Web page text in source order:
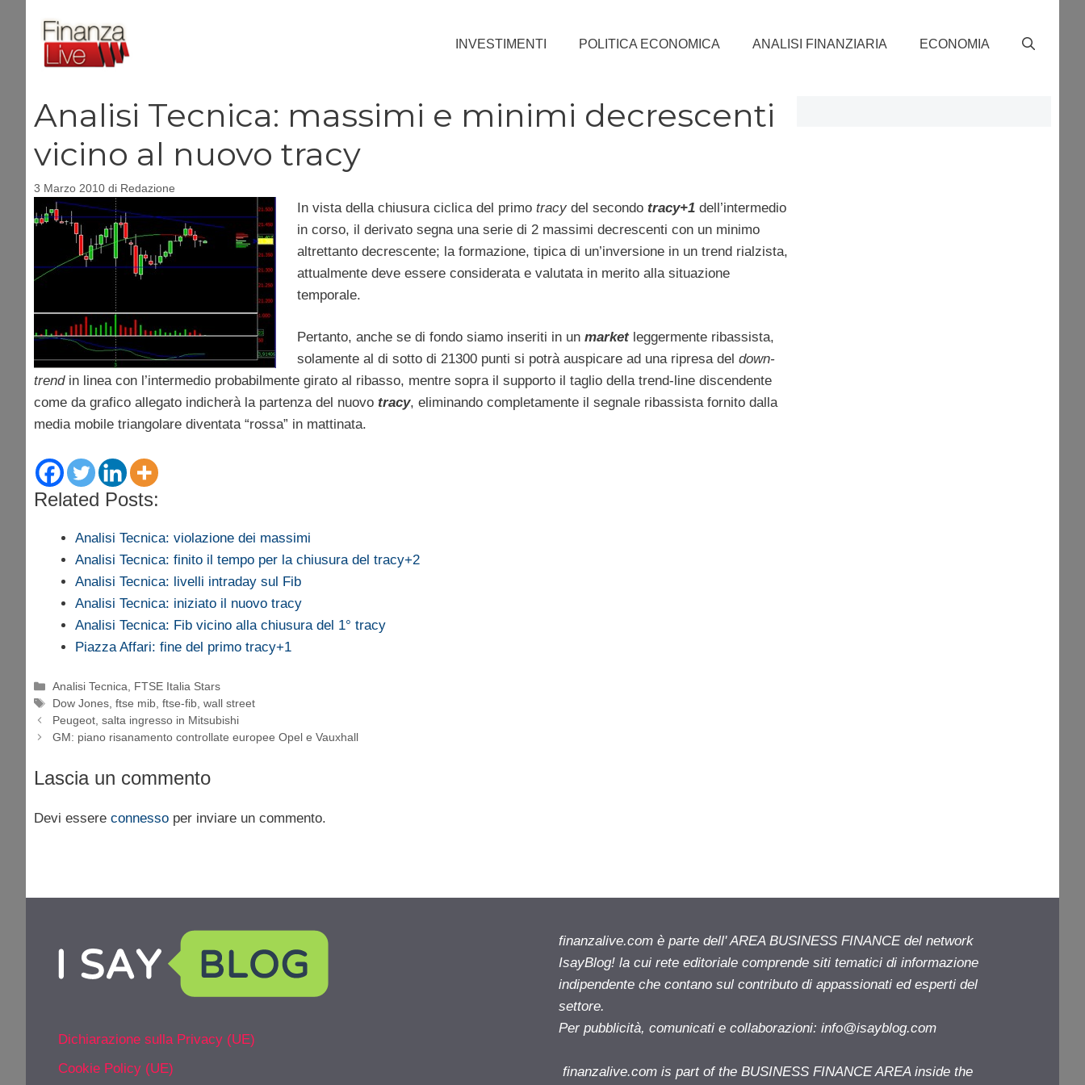
contenuto
INVESTIMENTI POLITICA ECONOMICA ANALISI FINANZIARIA ECONOMIA
Analisi Tecnica: massimi e minimi decrescenti
vicino al nuovo tracy
3 Marzo 2010 di Redazione
In vista della chiusura ciclica del primo tracy del secondo tracy+1dell’intermedio
in corso, il derivato segna una serie di 2 massimi decrescenti con un minimo
altrettanto decrescente; la formazione, tipica di un’inversione in un trend rialzista,
attualmente deve essere considerata e valutata in merito alla situazione
temporale.
Pertanto, anche se di fondo siamo inseriti in un market leggermente ribassista,
solamente al di sotto di 21300 punti si potrà auspicare ad una ripresa del down-
trendin linea con l’intermedio probabilmente girato al ribasso, mentre sopra il supporto il taglio della trend-line discendente
come da grafico allegato indicherà la partenza del nuovo tracy, eliminando completamente il segnale ribassista fornito dalla
media mobile triangolare diventata “rossa” in mattinata.
Related Posts:
Analisi Tecnica: violazione dei massimi
Analisi Tecnica: finito il tempo per la chiusura del tracy+2
Analisi Tecnica: livelli intraday sul Fib
Analisi Tecnica: iniziato il nuovo tracy
Analisi Tecnica: Fib vicino alla chiusura del 1° tracy
Piazza Affari: fine del primo tracy+1
Categorie
Analisi Tecnica
FTSE Italia Stars
Tag
Dow Jones ,ftse mib ,ftse-fib ,wall street
Peugeot, salta ingresso in Mitsubishi
GM: piano risanamento controllate europee Opel e Vauxhall
Lascia un commento
Devi essere connesso per inviare un commento.
Dichiarazione sulla Privacy (UE)
Cookie Policy (UE)
finanzalive.com è parte dell' AREA BUSINESS FINANCE del network
IsayBlog! la cui rete editoriale comprende siti tematici di informazione
indipendente che contano sul contributo di appassionati ed esperti del
settore.
Per pubblicità, comunicati e collaborazioni: info@isayblog.com
finanzalive.com is part of the BUSINESS FINANCE AREA inside the